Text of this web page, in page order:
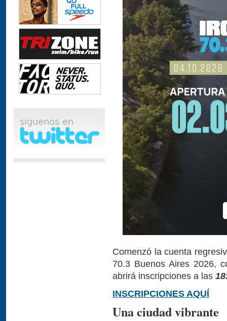
Comenzó la cuenta
70.3 Buenos Aires 2026,
abrirá inscripciones a las
INSCRIPCIONES AQUÍ
Una ciudad vibrante